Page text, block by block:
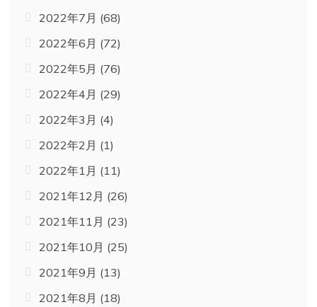
2022年7月 (68)
2022年6月 (72)
2022年5月 (76)
2022年4月 (29)
2022年3月 (4)
2022年2月 (1)
2022年1月 (11)
2021年12月 (26)
2021年11月 (23)
2021年10月 (25)
2021年9月 (13)
2021年8月 (18)